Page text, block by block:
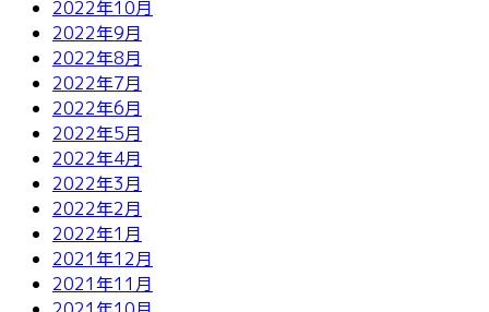
2022年10月
2022年9月
2022年8月
2022年7月
2022年6月
2022年5月
2022年4月
2022年3月
2022年2月
2022年1月
2021年12月
2021年11月